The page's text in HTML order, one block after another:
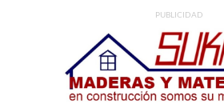
PUBLICIDAD